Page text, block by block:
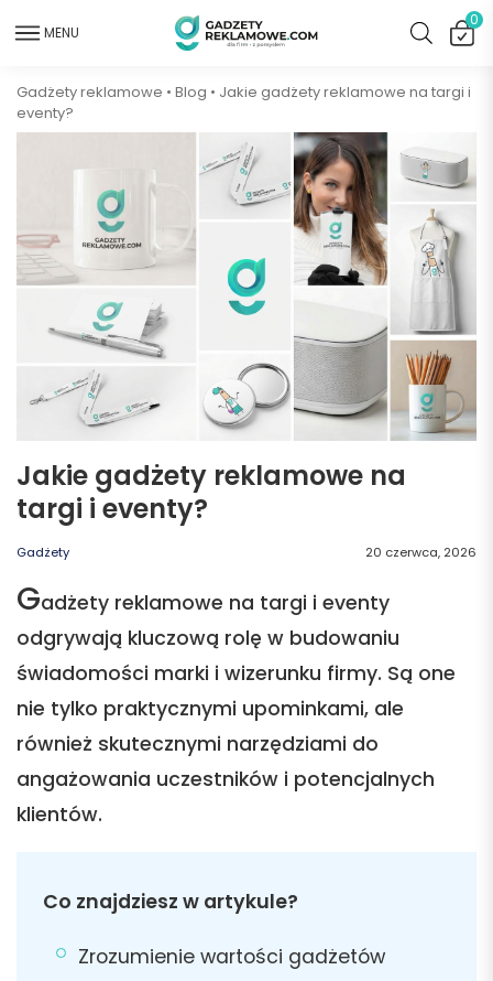
MENU
0
Gadżety reklamowe • Blog • Jakie gadżety reklamowe na targi i
eventy?
Jakie gadżety reklamowe na
targi i eventy?
Gadżety 20 czerwca, 2026
Gadżety reklamowe na targi i eventy
odgrywają kluczową rolę w budowaniu
świadomości marki i wizerunku firmy. Są one
nie tylko praktycznymi upominkami, ale
również skutecznymi narzędziami do
angażowania uczestników i potencjalnych
klientów.
Co znajdziesz w artykule?
Zrozumienie wartości gadżetów